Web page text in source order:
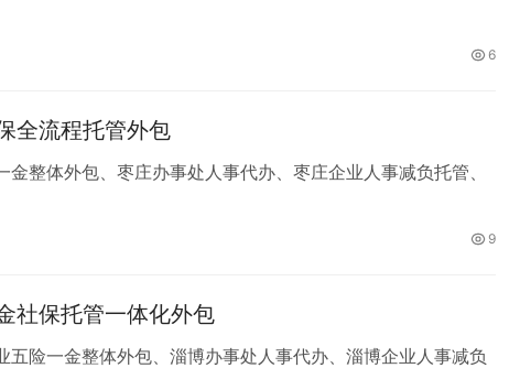
6
全流程托管外包
整体外包、枣庄办事处人事代办、枣庄企业人事减负托管、
9
社保托管一体化外包
险一金整体外包、淄博办事处人事代办、淄博企业人事减负